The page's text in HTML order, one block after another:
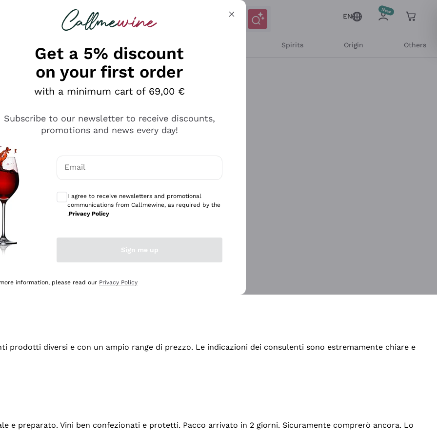
looking for
EN
Spirits Origin Others
professionalità
diversi e con un ampio range di prezzo. Le indicazioni dei consulenti sono estremamente chiare e
e preparato. Vini ben confezionati e protetti. Pacco arrivato in 2 giorni. Sicuramente comprerò ancora. Lo
Get a 5% discount
on your first order
with a minimum cart of 69,00 €
Subscribe to our newsletter to receive discounts,
promotions and news every day!
Email
I agree to receive newsletters and promotional
communications from Callmewine, as required by the
.Privacy Policy
Sign me up
information, please read our Privacy Policy